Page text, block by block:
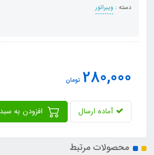
دسته : ویبراتور
280,000 تومان
آماده ارسال
محصولات مرتبط